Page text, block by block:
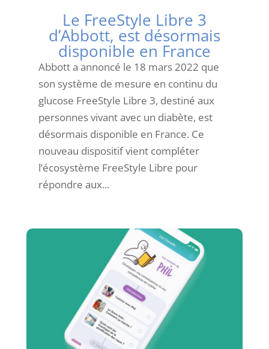
Le FreeStyle Libre 3
d’Abbott, est désormais
disponible en France
Abbott a annoncé le 18 mars 2022 que
son système de mesure en continu du
glucose FreeStyle Libre 3, destiné aux
personnes vivant avec un diabète, est
désormais disponible en France. Ce
nouveau dispositif vient compléter
l’écosystème FreeStyle Libre pour
répondre aux...